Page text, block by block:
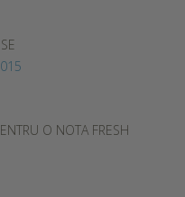
O NOTA FRESH